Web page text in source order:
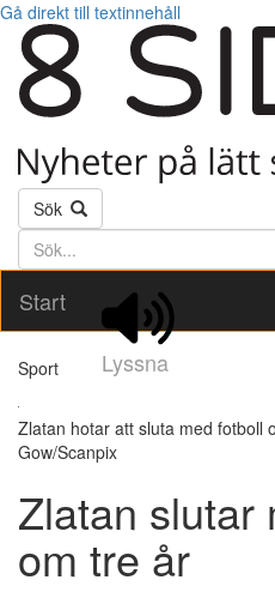
Gå direkt till textinnehåll
Sök
Söktext
Start
Lyssna
Sport
Zlatan hotar att sluta med fotboll
Gow/Scanpix
Zlatan slutar
om tre år